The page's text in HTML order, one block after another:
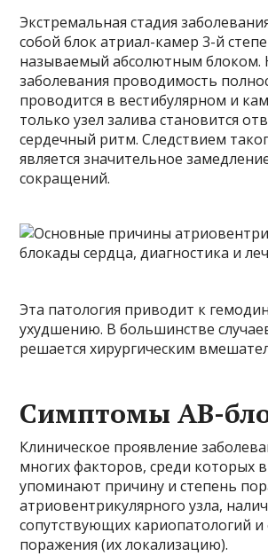
Экстремальная стадия
собой блок атриал-камер 3-й
называемый абсолютным блоком.
заболевания проводимость
проводится в вестибулярном и
только узел залива становится
сердечный ритм. Следствием
является значительное
сокращений.
Эта патология приводит к
ухудшению. В большинстве
решается хирургическим
Симптомы АВ-
Клиническое проявление
многих факторов, среди которых
упоминают причину и степень
атриовентрикулярного узла,
сопутствующих кариопатологий и
поражения (их локализацию).